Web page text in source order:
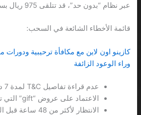
عبر نظام “بدون حد”، قد تتلقى 975 ريال بسبب الرسوم.
قائمة الأخطاء الشائعة في السحب:
كازينو اون لاين مع مكافأة ترحيبية ودورات
وراء الوعود الزائفة
عدم قراءة تفاصيل T&C لمدة 7 دقائق
الاعتماد على عروض “gift” التي تتطلب 50 مرة رهان
الانتظار لأكثر من 48 ساعة قبل التواصل مع الدعم